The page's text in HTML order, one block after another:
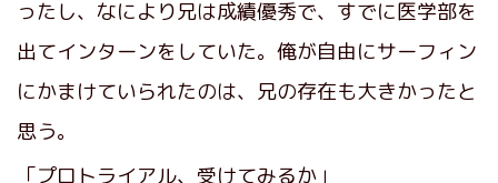
ったし、なにより兄は成績優秀で、すでに医学部を
出てインターンをしていた。俺が自由にサーフィン
にかまけていられたのは、兄の存在も大きかったと
思う。
「プロトライアル、受けてみるか」